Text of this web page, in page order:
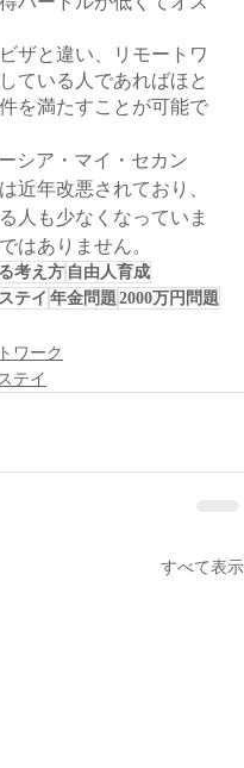
ザと違い、リモートワ
ている人であればほと
を満たすことが可能で
シア・マイ・セカン
近年改悪されており、
人も少なくなっていま
はありません。
考え方 自由人育成
テイ 年金問題 2000万円問題
ワーク
テイ
すべて表示